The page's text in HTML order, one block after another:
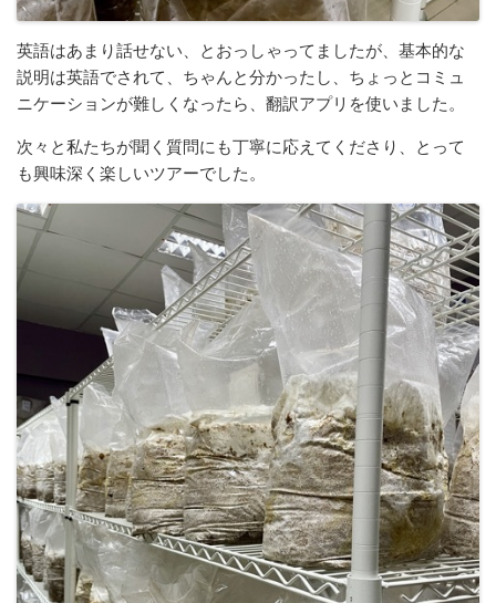
英語はあまり話せない、とおっしゃってましたが、基本的な
説明は英語でされて、ちゃんと分かったし、ちょっとコミュ
ニケーションが難しくなったら、翻訳アプリを使いました。
次々と私たちが聞く質問にも丁寧に応えてくださり、とって
も興味深く楽しいツアーでした。